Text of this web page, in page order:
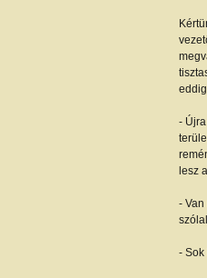
-
lesz
-
- Sok